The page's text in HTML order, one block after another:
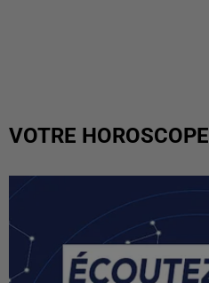
VOTRE HOROSCOPE